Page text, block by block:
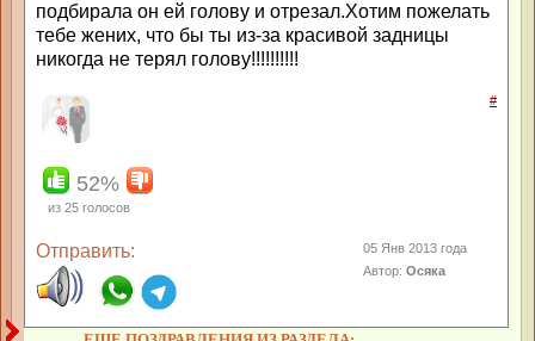
подбирала он ей голову и отрезал.Хотим пожелать
тебе жених, что бы ты из-за красивой задницы
никогда не терял голову!!!!!!!!!!
#
52%
из 25 голосов
Отправить:
05 Янв 2013 года
Автор:Осяка